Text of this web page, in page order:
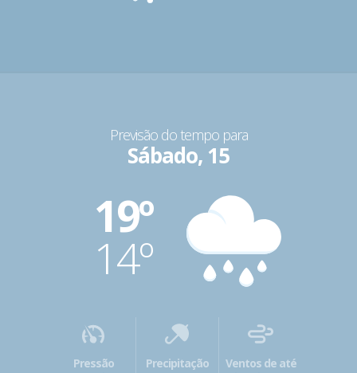
Previsão do tempo para
Sábado, 15
19º
14º
Pressão
Precipitação
Ventos de até